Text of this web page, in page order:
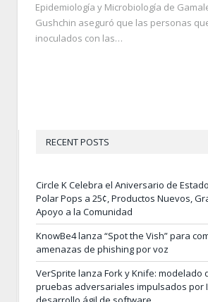
Epidemiología y Microbiología de
Gushchin aseguró que las personas
inoculados con las…
RECENT POSTS
Circle K Celebra el Aniversario de
Polar Pops a 25¢, Productos Nuevos,
Apoyo a la Comunidad
KnowBe4 lanza “Spot the Vish” para
amenazas de phishing por voz
VerSprite lanza Fork y Knife: modelado
pruebas adversariales impulsados por